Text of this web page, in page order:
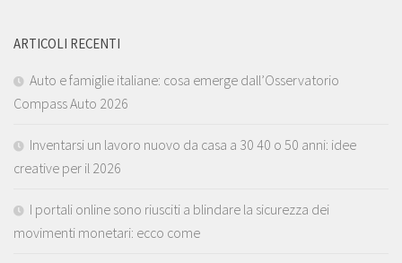
ARTICOLI RECENTI
Auto e famiglie italiane: cosa emerge dall’Osservatorio
Compass Auto 2026
Inventarsi un lavoro nuovo da casa a 30 40 o 50 anni: idee
creative per il 2026
I portali online sono riusciti a blindare la sicurezza dei
movimenti monetari: ecco come